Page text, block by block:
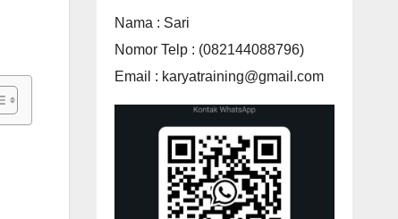
Nama : Sari
Nomor Telp : (082144088796)
Email : karyatraining@gmail.com